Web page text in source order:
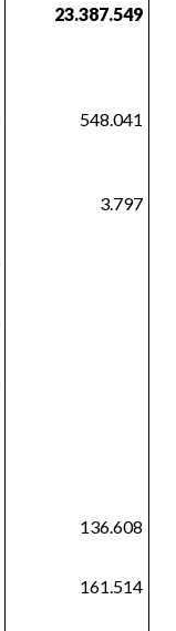
23.387.549
548.041
3.797
136.608
161.514